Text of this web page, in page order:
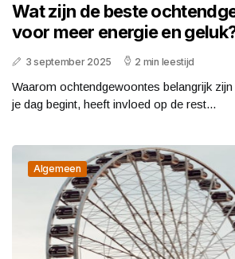
Wat zijn de beste
voor meer energie en
3 september 2025 2 min leestijd
Waarom ochtendgewoontes belangrijk
je dag begint, heeft invloed op de rest...
Algemeen